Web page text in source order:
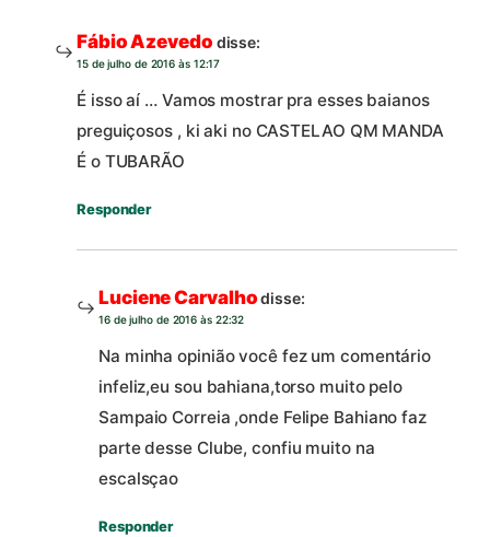
Fábio Azevedo disse:
15 de julho de 2016 às 12:17
É isso aí … Vamos mostrar pra esses baianos
preguiçosos , ki aki no CASTELAO QM MANDA
É o TUBARÃO
Responder
Luciene Carvalhodisse:
16 de julho de 2016 às 22:32
Na minha opinião você fez um comentário
infeliz,eu sou bahiana,torso muito pelo
Sampaio Correia ,onde Felipe Bahiano faz
parte desse Clube, confiu muito na
escalsçao
Responder